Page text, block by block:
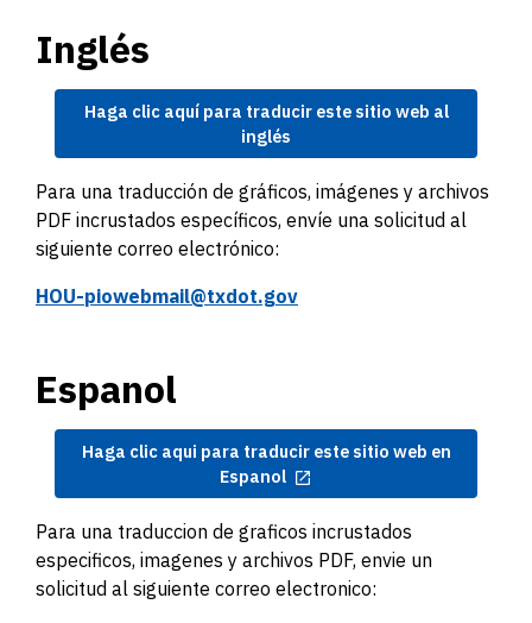
Inglés
Haga clic aquí para traducir este sitio web al
inglés
Para una traducción de gráficos, imágenes y archivos
PDF incrustados específicos, envíe una solicitud al
siguiente correo electrónico:
HOU-piowebmail@txdot.gov
Espanol
Haga clic aqui para traducir este sitio web en
Espanol
Para una traduccion de graficos incrustados
especificos, imagenes y archivos PDF, envie un
solicitud al siguiente correo electronico: